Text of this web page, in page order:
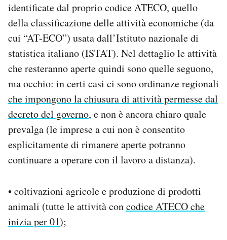
identificate dal proprio codice ATECO, quello
della classificazione delle attività economiche (da
cui “AT-ECO”) usata dall’Istituto nazionale di
statistica italiano (ISTAT). Nel dettaglio le attività
che resteranno aperte quindi sono quelle seguono,
ma occhio: in certi casi ci sono ordinanze regionali
che impongono la chiusura di attività permesse dal
decreto del governo, e non è ancora chiaro quale
prevalga (le imprese a cui non è consentito
esplicitamente di rimanere aperte potranno
continuare a operare con il lavoro a distanza).
• coltivazioni agricole e produzione di prodotti
animali (tutte le attività concodice ATECO che
inizia per 01);